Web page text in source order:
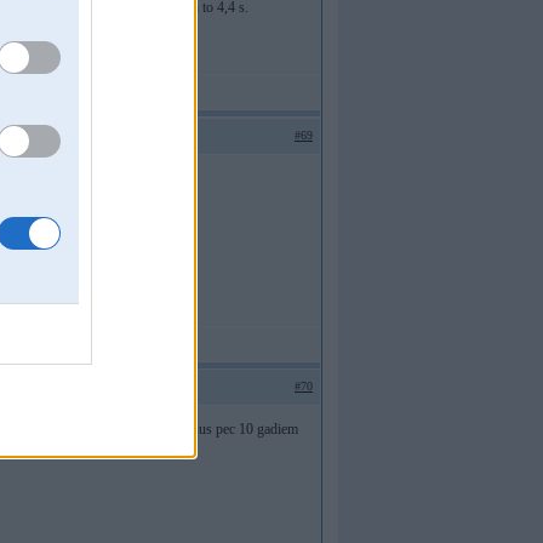
BMW M5 will cut the 0-100 km/h to 4,4 s.
#69
#70
100 uzrauj zem 5sek, tad kas buus pec 10 gadiem